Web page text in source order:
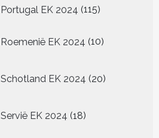
Portugal EK 2024 115115
Roemenië EK 2024 1010
Schotland EK 2024 20
producten
Servië EK 2024 1818